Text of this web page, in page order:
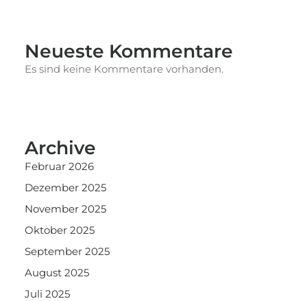
Neueste Kommentare
Es sind keine Kommentare vorhanden.
Archive
Februar 2026
Dezember 2025
November 2025
Oktober 2025
September 2025
August 2025
Juli 2025